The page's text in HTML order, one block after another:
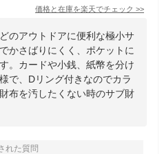
価格と在庫を楽天でチェック >>
のアウトドアに便利な極小サ
かさばりにくく、ポケットに
。カードや小銭、紙幣を分け
で、Dリング付きなのでカラ
布を汚したくない時のサブ財
れた質問